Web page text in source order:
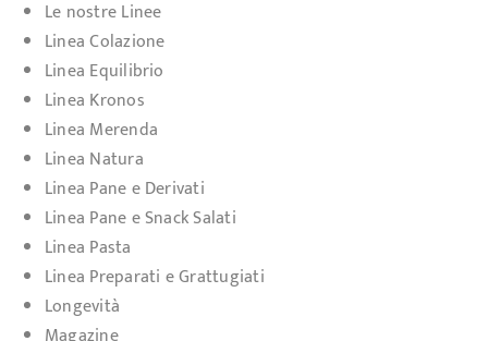
Le nostre Linee
Linea Colazione
Linea Equilibrio
Linea Kronos
Linea Merenda
Linea Natura
Linea Pane e Derivati
Linea Pane e Snack Salati
Linea Pasta
Linea Preparati e Grattugiati
Longevità